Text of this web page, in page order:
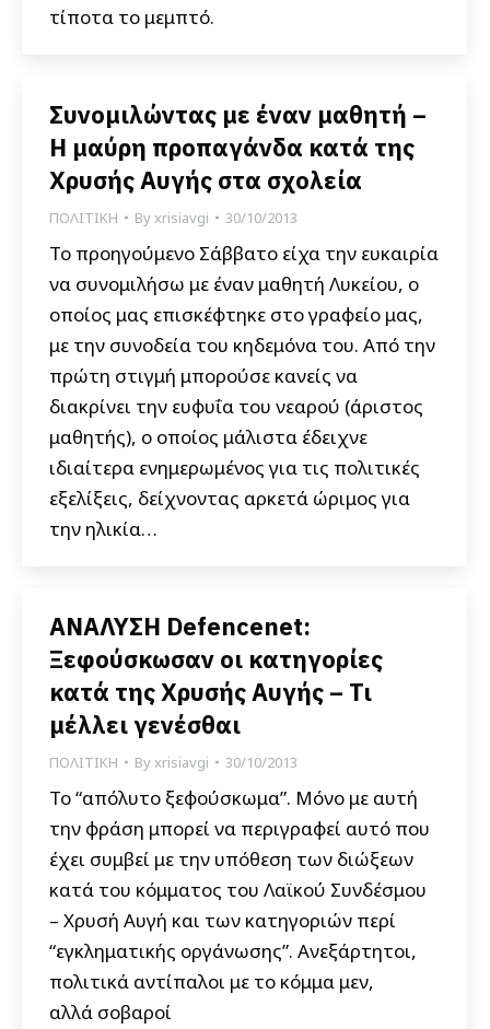
τίποτα το μεμπτό.
Συνομιλώντας με έναν μαθητή –
Η μαύρη προπαγάνδα κατά της
Χρυσής Αυγής στα σχολεία
ΠΟΛΙΤΙΚΗ Byxrisiavgi 30/10/2013
Το προηγούμενο Σάββατο είχα την ευκαιρία
να συνομιλήσω με έναν μαθητή Λυκείου, ο
οποίος μας επισκέφτηκε στο γραφείο μας,
με την συνοδεία του κηδεμόνα του. Από την
πρώτη στιγμή μπορούσε κανείς να
διακρίνει την ευφυΐα του νεαρού (άριστος
μαθητής), ο οποίος μάλιστα έδειχνε
ιδιαίτερα ενημερωμένος για τις πολιτικές
εξελίξεις, δείχνοντας αρκετά ώριμος για
την ηλικία…
ΑΝΑΛΥΣΗ Defencenet:
Ξεφούσκωσαν οι κατηγορίες
κατά της Χρυσής Αυγής – Τι
μέλλει γενέσθαι
ΠΟΛΙΤΙΚΗ Byxrisiavgi 30/10/2013
Το “απόλυτο ξεφούσκωμα”. Μόνο με αυτή
την φράση μπορεί να περιγραφεί αυτό που
έχει συμβεί με την υπόθεση των διώξεων
κατά του κόμματος του Λαϊκού Συνδέσμου
– Χρυσή Αυγή και των κατηγοριών περί
“εγκληματικής οργάνωσης”. Ανεξάρτητοι,
πολιτικά αντίπαλοι με το κόμμα μεν,
αλλά σοβαροί